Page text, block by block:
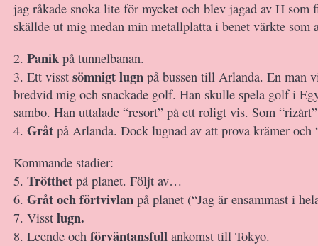
jag råkade snoka lite för mycket och blev jagad av H som
skällde ut mig medan min metallplatta i benet värkte som
2. Panik på tunnelbanan.
3. Ett visst sömnigt lugn på bussen till Arlanda. En man
bredvid mig och snackade golf. Han skulle spela golf i
sambo. Han uttalade “resort” på ett roligt vis. Som
4. Gråt på Arlanda. Dock lugnad av att prova krämer och
Kommande stadier:
5. Trötthet på planet. Följt av…
6. Gråt och förtvivlan på planet (“Jag är ensammast i
7. Visst lugn.
8. Leende och förväntansfull ankomst till Tokyo.